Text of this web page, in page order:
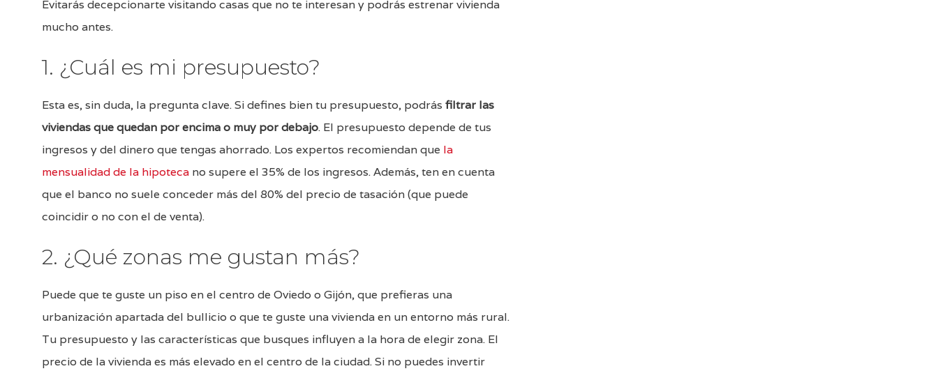
Evitarás decepcionarte visitando casas que no te interesan y podrás estrenar vivienda
mucho antes.
1. ¿Cuál es mi presupuesto?
Esta es, sin duda, la pregunta clave. Si defines bien tu presupuesto, podrás filtrar las
viviendas que quedan por encima o muy por debajo. El presupuesto depende de tus
ingresos y del dinero que tengas ahorrado. Los expertos recomiendan que la
mensualidad de la hipoteca no supere el 35% de los ingresos. Además, ten en cuenta
que el banco no suele conceder más del 80% del precio de tasación (que puede
coincidir o no con el de venta).
2. ¿Qué zonas me gustan más?
Puede que te guste un piso en el centro de Oviedo o Gijón, que prefieras una
urbanización apartada del bullicio o que te guste una vivienda en un entorno más rural.
Tu presupuesto y las características que busques influyen a la hora de elegir zona. El
precio de la vivienda es más elevado en el centro de la ciudad. Si no puedes invertir